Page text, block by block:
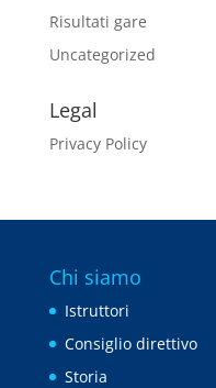
Risultati gare
Uncategorized
Legal
Privacy Policy
Chi siamo
Istruttori
Consiglio direttivo
Storia